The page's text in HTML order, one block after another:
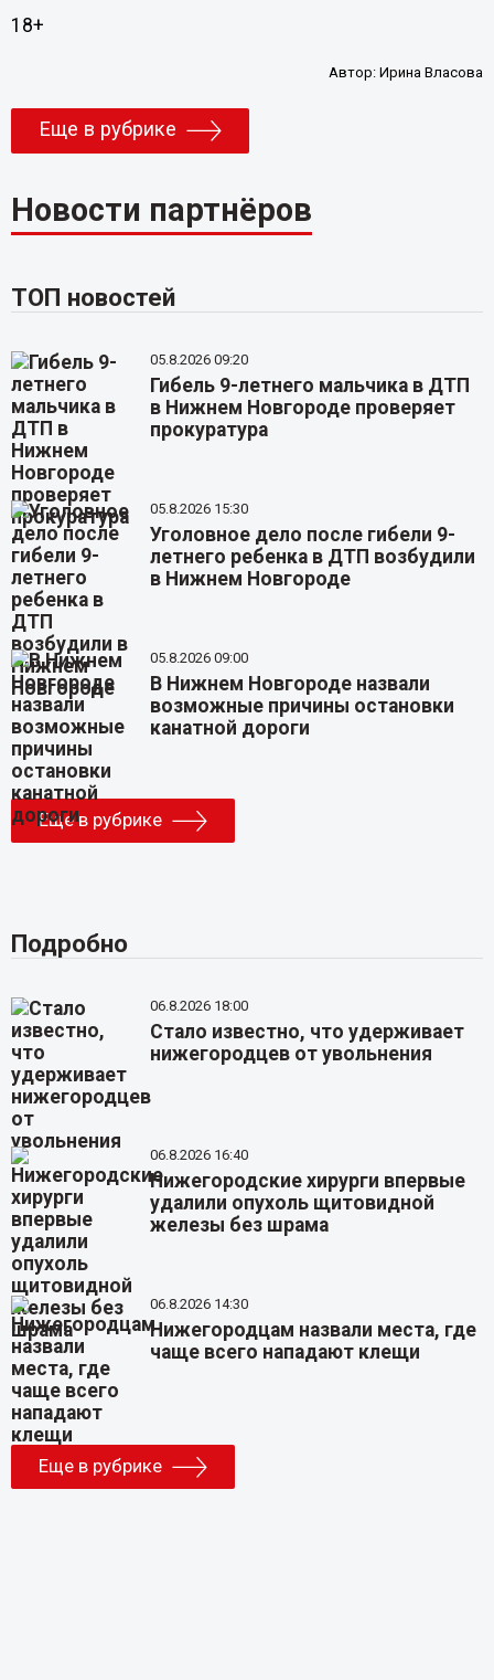
18+
Автор:Ирина Власова
Еще в рубрике
Новости партнёров
ТОП новостей
05.8.2026 09:20
Гибель 9-летнего мальчика в ДТП
в Нижнем Новгороде проверяет
прокуратура
05.8.2026 15:30
Уголовное дело после гибели 9-
летнего ребенка в ДТП возбудили
в Нижнем Новгороде
05.8.2026 09:00
В Нижнем Новгороде назвали
возможные причины остановки
канатной дороги
Еще в рубрике
Подробно
06.8.2026 18:00
Стало известно, что удерживает
нижегородцев от увольнения
06.8.2026 16:40
Нижегородские хирурги впервые
удалили опухоль щитовидной
железы без шрама
06.8.2026 14:30
Нижегородцам назвали места, где
чаще всего нападают клещи
Еще в рубрике